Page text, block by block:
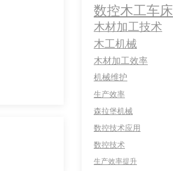
数控木工车床
木材加工技术
木工机械
木材加工效率
机械维护
生产效率
森拉堡机械
数控技术应用
数控技术
生产效率提升